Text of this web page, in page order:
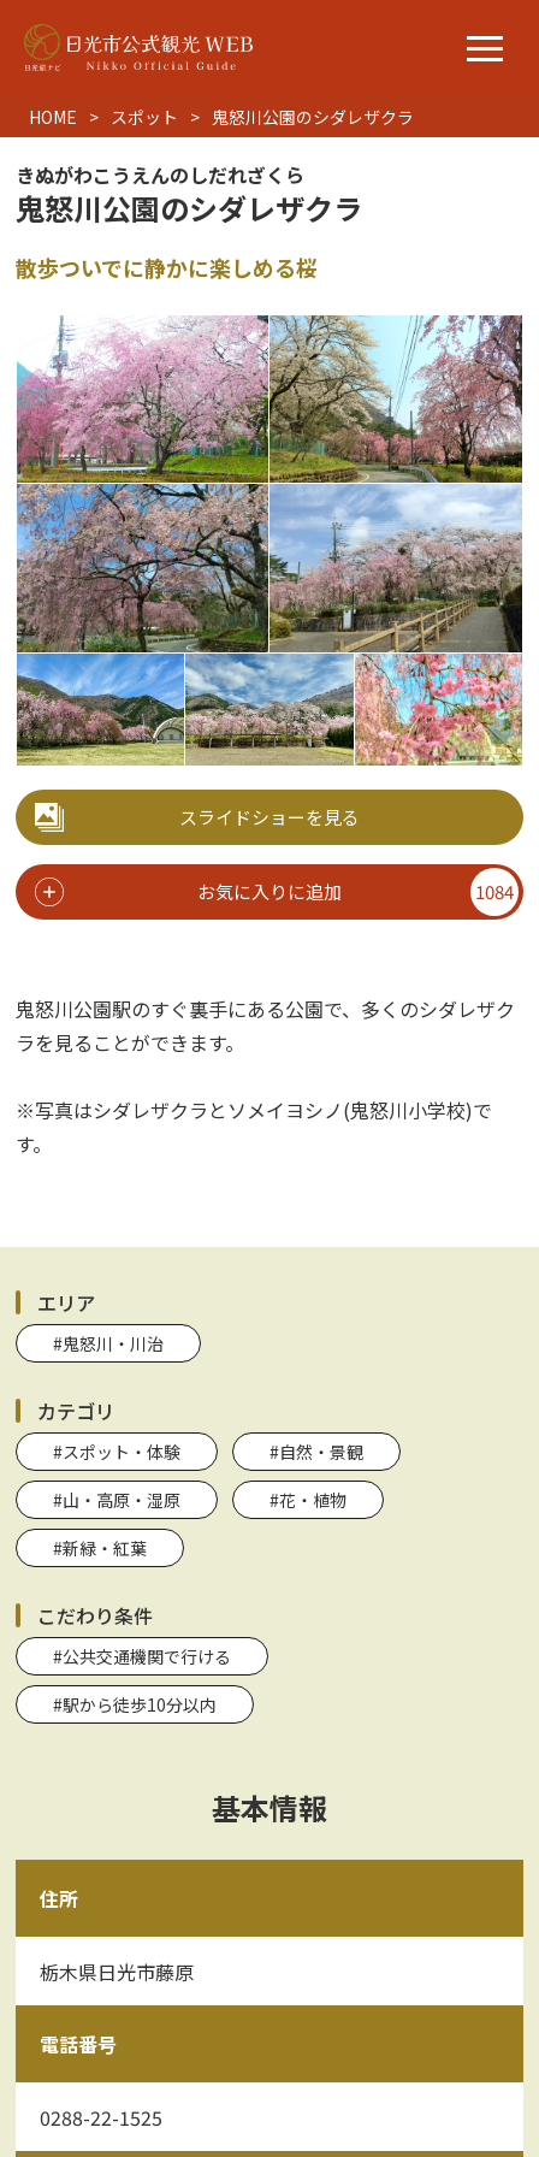
HOME スポット 鬼怒川公園のシダレザクラ
きぬがわこうえんのしだれざくら
鬼怒川公園のシダレザクラ
散歩ついでに静かに楽しめる桜
スライドショーを見る
お気に入りに追加 1084
鬼怒川公園駅のすぐ裏手にある公園で、多くのシダレザク
ラを見ることができます。
※写真はシダレザクラとソメイヨシノ(鬼怒川小学校)で
す。
エリア
#鬼怒川・川治
カテゴリ
#スポット・体験
#自然・景観
#山・高原・湿原
#花・植物
#新緑・紅葉
こだわり条件
#公共交通機関で行ける
#駅から徒歩10分以内
基本情報
住所
栃木県日光市藤原
電話番号
0288-22-1525